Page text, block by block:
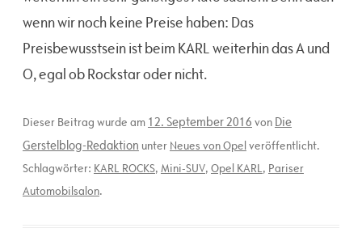
wenn wir noch keine Preise haben: Das
Preisbewusstsein ist beim KARL weiterhin das A und
O, egal ob Rockstar oder nicht.
Dieser Beitrag wurde am 12. September 2016 von Die
Gerstelblog-Redaktion unter Neues von Opelveröffentlicht.
Schlagwörter: KARL ROCKS, Mini-SUV, Opel KARL, Pariser
Automobilsalon.